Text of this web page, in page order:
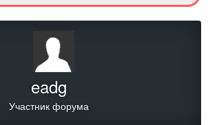
eadg
Участник форума